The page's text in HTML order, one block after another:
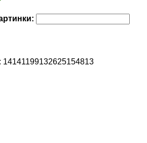
14141199132625154813